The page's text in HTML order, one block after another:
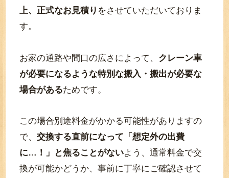
上、正式なお見積り をさせていただいておりま
す。
お家の通路や間口の広さによって、 クレーン車
が必要になるような特別な搬入・搬出が必要な
場合があるためです。
この場合別途料金がかかる可能性がありますの
で、 交換する直前になって「想定外の出費
に…！」と焦ることがないよう、通常料金で交
換が可能かどうか、事前に丁寧にご確認させて